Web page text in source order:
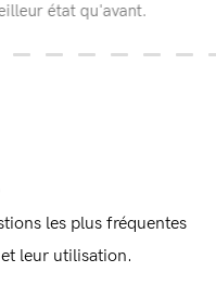
est vraiment de 5 mois.
les plus fréquentes
leur utilisation.